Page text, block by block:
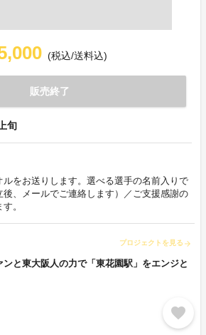
(税込/送料込)
販売終了
旬
ルをお送りします。選べる選手の名前入りで
、メールでご連絡します）／ご支援感謝の
。
プロジェクトを見る arrow_forward
と東大阪人の力で「東花園駅」をエンジと
favorite